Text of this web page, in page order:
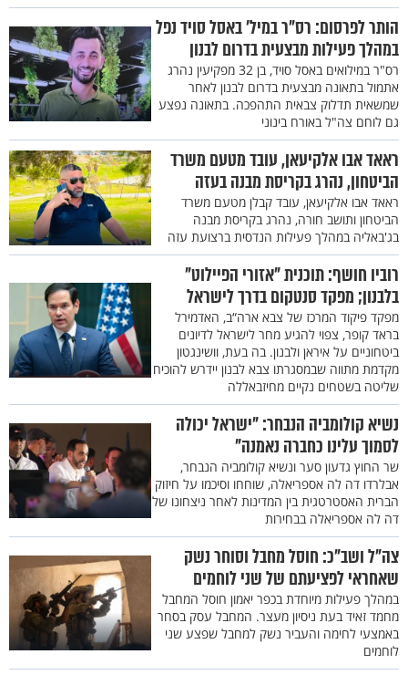
הותר לפרסום: רס״ר במיל׳ באסל סויד נפל
במהלך פעילות מבצעית בדרום לבנון
רס"ר במילואים באסל סויד, בן 32 מפקיעין נהרג
אתמול בתאונה מבצעית בדרום לבנון לאחר
שמשאית תדלוק צבאית התהפכה. בתאונה נפצע
גם לוחם צה"ל באורח בינוני
ראאד אבו אלקיעאן, עובד מטעם משרד
הביטחון, נהרג בקריסת מבנה בעזה
ראאד אבו אלקיעאן, עובד קבלן מטעם משרד
הביטחון ותושב חורה, נהרג בקריסת מבנה
בג'באליה במהלך פעילות הנדסית ברצועת עזה
רוביו חושף: תוכנית "אזורי הפיילוט"
בלבנון; מפקד סנטקום בדרך לישראל
מפקד פיקוד המרכז של צבא ארה“ב, האדמירל
בראד קופר, צפוי להגיע מחר לישראל לדיונים
ביטחוניים על איראן ולבנון. בה בעת, וושינגטון
מקדמת מתווה שבמסגרתו צבא לבנון יידרש להוכיח
שליטה בשטחים נקיים מחיזבאללה
נשיא קולומביה הנבחר: "ישראל יכולה
לסמוך עלינו כחברה נאמנה"
שר החוץ גדעון סער ונשיא קולומביה הנבחר,
אבלרדו דה לה אספריאלה, שוחחו וסיכמו על חיזוק
הברית האסטרטגית בין המדינות לאחר ניצחונו של
דה לה אספריאלה בבחירות
צה"ל ושב"כ: חוסל מחבל וסוחר נשק
שאחראי לפציעתם של שני לוחמים
במהלך פעילות מיוחדת בכפר יאמון חוסל המחבל
מחמד זאיד בעת ניסיון מעצר. המחבל עסק בסחר
באמצעי לחימה והעביר נשק למחבל שפצע שני
לוחמים